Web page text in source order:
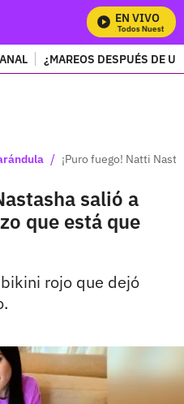
EN VIVO
Mira Todos Nuestros
¿MAREOS DESPUÉS DE
/ ¡Puro fuego! Natti
salió a
que está que
rojo que dejó